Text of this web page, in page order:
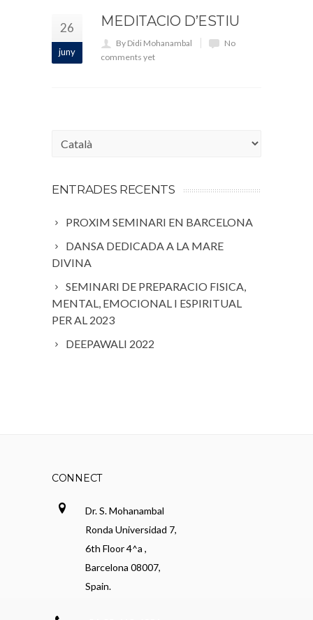
26
juny
MEDITACIO D’ESTIU
By Didi Mohanambal
No
comments yet
Choose
ENTRADES RECENTS
PROXIM SEMINARI EN BARCELONA
DANSA DEDICADA A LA MARE
DIVINA
SEMINARI DE PREPARACIO FISICA,
MENTAL, EMOCIONAL I ESPIRITUAL
PER AL 2023
DEEPAWALI 2022
CONNECT
Dr. S. Mohanambal
Ronda Universidad 7,
6th Floor 4^a ,
Barcelona 08007,
Spain.